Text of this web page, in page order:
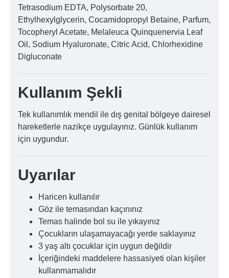
Tetrasodium EDTA, Polysorbate 20,
Ethylhexylglycerin, Cocamidopropyl Betaine, Parfum,
Tocopheryl Acetate, Melaleuca Quinquenervia Leaf
Oil, Sodium Hyaluronate, Citric Acid, Chlorhexidine
Digluconate
Kullanım Şekli
Tek kullanımlık mendil ile dış genital bölgeye dairesel
hareketlerle nazikçe uygulayınız. Günlük kullanım
için uygundur.
Uyarılar
Haricen kullanılır
Göz ile temasından kaçınınız
Temas halinde bol su ile yıkayınız
Çocukların ulaşamayacağı yerde saklayınız
3 yaş altı çocuklar için uygun değildir
İçeriğindeki maddelere hassasiyeti olan kişiler
kullanmamalıdır